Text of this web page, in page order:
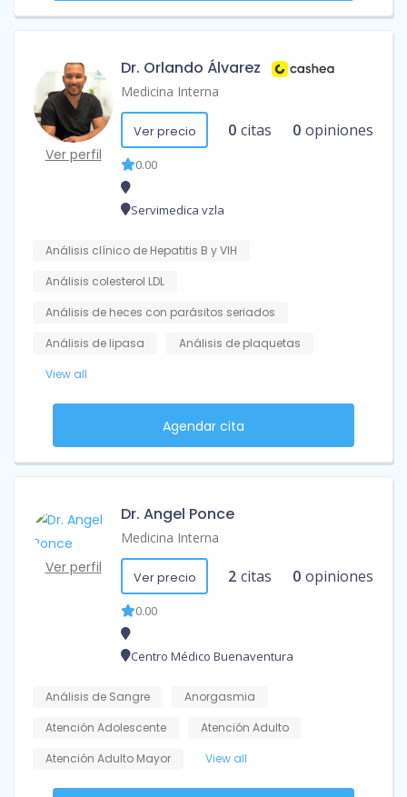
Ver perfil
Dr. Orlando Álvarez
Medicina Interna
Ver precio 0 citas 0 opiniones
0.00
Servimedica vzla
Análisis clínico de Hepatitis B y VIH
Análisis colesterol LDL
Análisis de heces con parásitos seriados
Análisis de lipasa
Análisis de plaquetas
View all
Agendar cita
Ver perfil
Dr. Angel Ponce
Medicina Interna
Ver precio 2 citas 0 opiniones
0.00
Centro Médico Buenaventura
Análisis de Sangre
Anorgasmia
Atención Adolescente
Atención Adulto
Atención Adulto Mayor
View all